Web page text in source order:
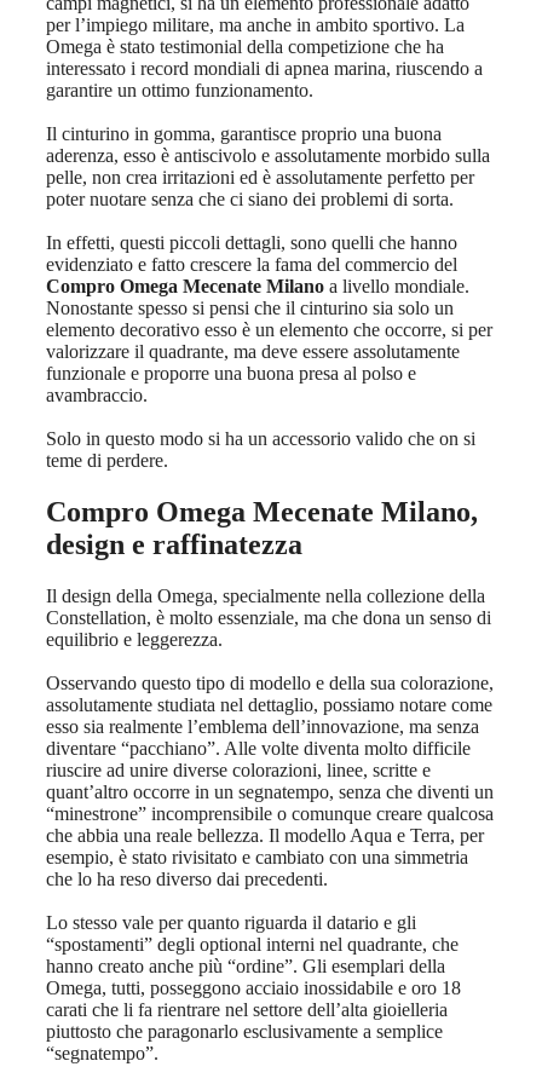
per l’impiego militare, ma anche in ambito sportivo. La
Omega è stato testimonial della competizione che ha
interessato i record mondiali di apnea marina, riuscendo a
garantire un ottimo funzionamento.
Il cinturino in gomma, garantisce proprio una buona
aderenza, esso è antiscivolo e assolutamente morbido sulla
pelle, non crea irritazioni ed è assolutamente perfetto per
poter nuotare senza che ci siano dei problemi di sorta.
In effetti, questi piccoli dettagli, sono quelli che hanno
evidenziato e fatto crescere la fama del commercio del
Compro Omega Mecenate Milano a livello mondiale.
Nonostante spesso si pensi che il cinturino sia solo un
elemento decorativo esso è un elemento che occorre, si per
valorizzare il quadrante, ma deve essere assolutamente
funzionale e proporre una buona presa al polso e
avambraccio.
Solo in questo modo si ha un accessorio valido che on si
teme di perdere.
Compro Omega Mecenate Milano,
design e raffinatezza
Il design della Omega, specialmente nella collezione della
Constellation, è molto essenziale, ma che dona un senso di
equilibrio e leggerezza.
Osservando questo tipo di modello e della sua colorazione,
assolutamente studiata nel dettaglio, possiamo notare come
esso sia realmente l’emblema dell’innovazione, ma senza
diventare “pacchiano”. Alle volte diventa molto difficile
riuscire ad unire diverse colorazioni, linee, scritte e
quant’altro occorre in un segnatempo, senza che diventi un
“minestrone” incomprensibile o comunque creare qualcosa
che abbia una reale bellezza. Il modello Aqua e Terra, per
esempio, è stato rivisitato e cambiato con una simmetria
che lo ha reso diverso dai precedenti.
Lo stesso vale per quanto riguarda il datario e gli
“spostamenti” degli optional interni nel quadrante, che
hanno creato anche più “ordine”. Gli esemplari della
Omega, tutti, posseggono acciaio inossidabile e oro 18
carati che li fa rientrare nel settore dell’alta gioielleria
piuttosto che paragonarlo esclusivamente a semplice
“segnatempo”.